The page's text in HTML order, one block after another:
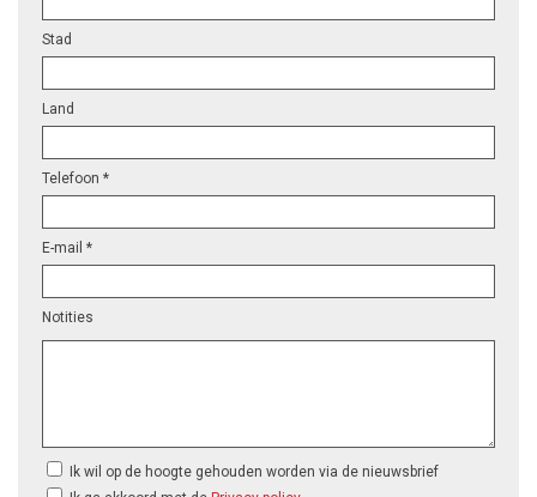
Stad
Land
Telefoon *
E-mail *
Notities
Ik wil op de hoogte gehouden worden via de nieuwsbrief